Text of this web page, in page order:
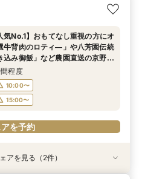
心】気軽に見学◎結婚式準備ス
10:00〜
15:00〜
を予約
】京都東山に佇む「旧三井邸」全
」や「八芳園伝統料理・祝い鯛
程度
10:00〜
15:00〜
を予約
なし重視の方*必見】八坂の塔に
ご婚礼料理ハーフコース試食で
程度
10:00〜
15:00〜
を予約
No.1】おもてなし重視の方にオ
牛背肉のロティ―」や八芳園伝統
込み御飯」など農園直送の京野菜
用した*豪華4品の美食体験*フェ
程度
10:00〜
15:00〜
を予約
アを見る（2件）